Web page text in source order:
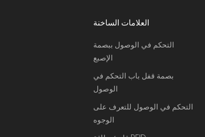
العلامات الساخنة
التحكم في الوصول ببصمة
الإصبع
بصمة قفل باب التحكم في
الوصول
التحكم في الوصول للتعرف على
الوجوه